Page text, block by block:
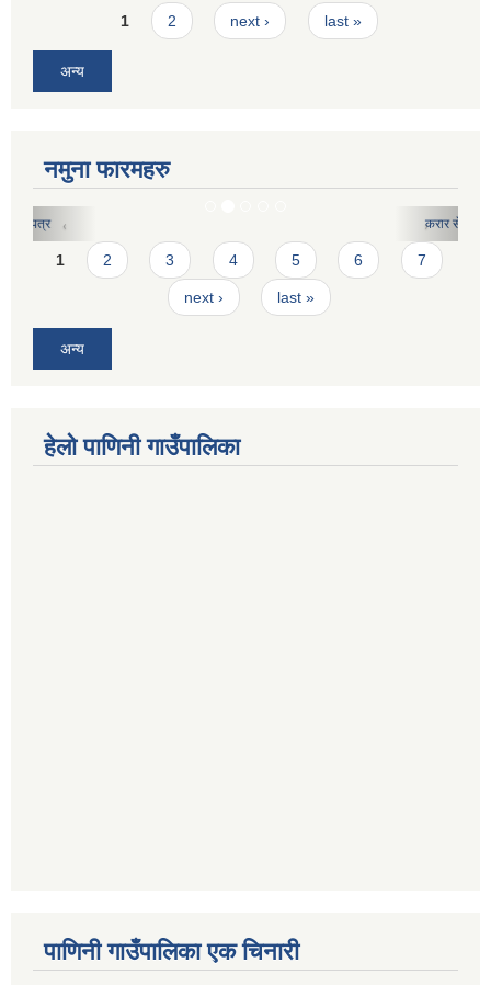
Pages1 2 next › last »
अन्य
नमुना फारमहरु
करार सेवाको लागि दरखास्त फारमः
Pages
1 2 3 4 5 6 7
next › last »
अन्य
हेलो पाणिनी गाउँपालिका
पाणिनी गाउँपालिका एक चिनारी